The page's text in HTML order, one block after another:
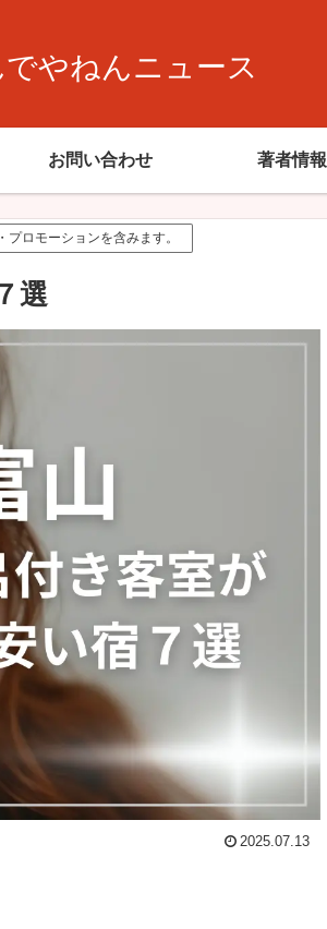
やねんニュース
お問い合わせ 著者情報
ロモーションを含みます。
選
2025.07.13